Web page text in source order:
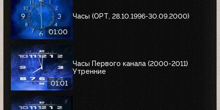
01:00
Часы (ОРТ, 28.10.1996-30.09.2000)
01:01
Часы Первого канала (2000-2011)
Утренние